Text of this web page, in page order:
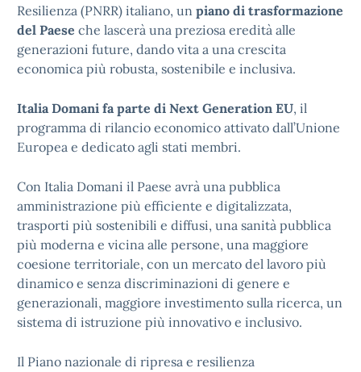
Resilienza (PNRR) italiano, un piano di trasformazione
del Paese che lascerà una preziosa eredità alle
generazioni future, dando vita a una crescita
economica più robusta, sostenibile e inclusiva.
Italia Domani fa parte di Next Generation EU, il
programma di rilancio economico attivato dall’Unione
Europea e dedicato agli stati membri.
Con Italia Domani il Paese avrà una pubblica
amministrazione più efficiente e digitalizzata,
trasporti più sostenibili e diffusi, una sanità pubblica
più moderna e vicina alle persone, una maggiore
coesione territoriale, con un mercato del lavoro più
dinamico e senza discriminazioni di genere e
generazionali, maggiore investimento sulla ricerca, un
sistema di istruzione più innovativo e inclusivo.
Il Piano nazionale di ripresa e resilienza